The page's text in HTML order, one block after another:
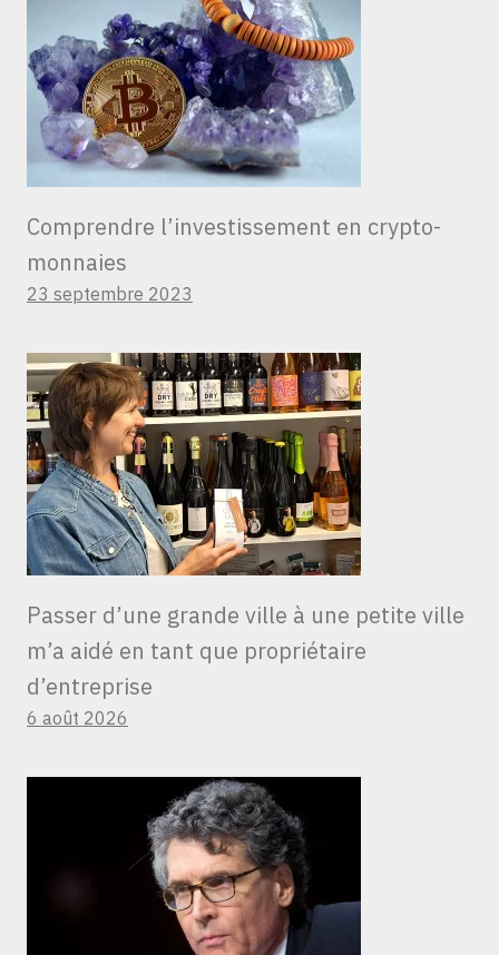
Comprendre l’investissement en crypto-
monnaies
23 septembre 2023
Passer d’une grande ville à une petite ville
m’a aidé en tant que propriétaire
d’entreprise
6 août 2026